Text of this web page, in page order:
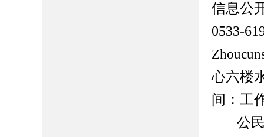
信息公
0533-
心六楼
间：工
公